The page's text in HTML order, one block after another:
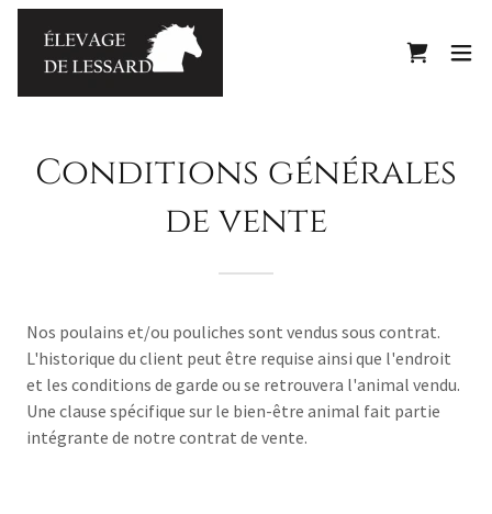
Conditions générales
de vente
Nos poulains et/ou pouliches sont vendus sous contrat.
L'historique du client peut être requise ainsi que l'endroit
et les conditions de garde ou se retrouvera l'animal vendu.
Une clause spécifique sur le bien-être animal fait partie
intégrante de notre contrat de vente.